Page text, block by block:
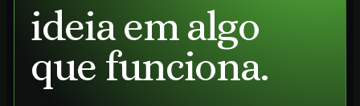
ideia em algo
que funciona.